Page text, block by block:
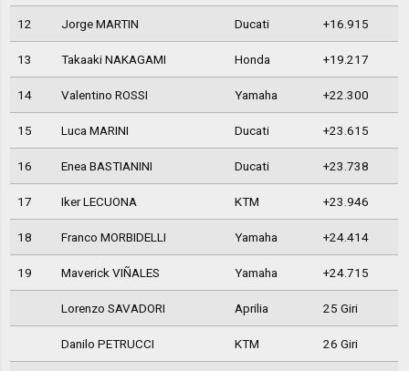
12 Jorge MARTIN Ducati +16.915
13 Takaaki NAKAGAMI Honda +19.217
14 Valentino ROSSI Yamaha +22.300
15 Luca MARINI Ducati +23.615
16 Enea BASTIANINI Ducati +23.738
17 Iker LECUONA KTM +23.946
18 Franco MORBIDELLI Yamaha +24.414
19 Maverick VIÑALES Yamaha +24.715
Lorenzo SAVADORI Aprilia 25 Giri
Danilo PETRUCCI KTM 26 Giri